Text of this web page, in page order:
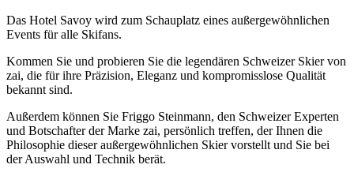
Das Hotel Savoy wird zum Schauplatz eines außergewöhnlichen
Events für alle Skifans.
Kommen Sie und probieren Sie die legendären Schweizer Skier von
zai, die für ihre Präzision, Eleganz und kompromisslose Qualität
bekannt sind.
Außerdem können Sie Friggo Steinmann, den Schweizer Experten
und Botschafter der Marke zai, persönlich treffen, der Ihnen die
Philosophie dieser außergewöhnlichen Skier vorstellt und Sie bei
der Auswahl und Technik berät.